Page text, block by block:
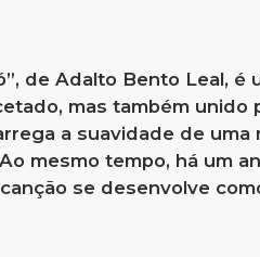
de Adalto Bento Leal,
mas também unido
a suavidade de
mesmo tempo, há um
se desenvolve